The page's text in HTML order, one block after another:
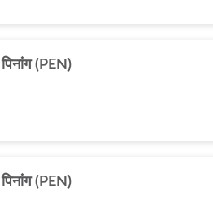
पिनांग (PEN)
पिनांग (PEN)